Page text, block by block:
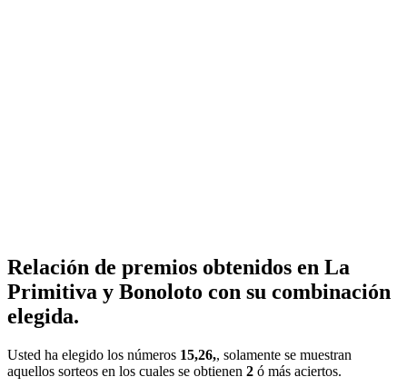
Relación de premios obtenidos en La
Primitiva y Bonoloto con su combinación
elegida.
Usted ha elegido los números 15,26,, solamente se muestran
aquellos sorteos en los cuales se obtienen 2 ó más aciertos.